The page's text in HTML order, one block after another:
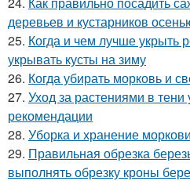
деревьев и кустарников
25. Когда и чем лучше укрыть
укрывать кусты на зиму
26. Когда убирать морковь и
27. Уход за растениями в тени
рекомендации
28. Уборка и хранение
29. Правильная обрезка
выполнять обрезку кроны